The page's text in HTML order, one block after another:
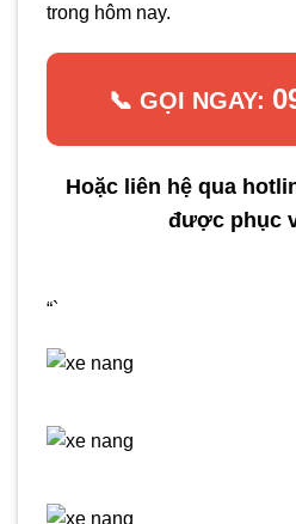
trong hôm nay.
📞 GỌI NGAY:
Hoặc liên hệ qua
được phục
“`